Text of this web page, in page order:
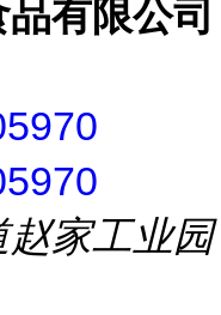
有限公司
家工业园